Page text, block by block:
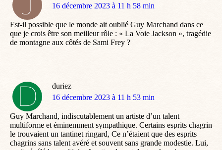
dit
16 décembre 2023 à 11 h 58 min
Est-il possible que le monde ait oublié Guy Marchand dans ce
que je crois être son meilleur rôle : « La Voie Jackson », tragédie
de montagne aux côtés de Sami Frey ?
duriez
dit
16 décembre 2023 à 11 h 53 min
Guy Marchand, indiscutablement un artiste d’un talent
multiforme et éminemment sympathique. Certains esprits chagrin
le trouvaient un tantinet ringard, Ce n’étaient que des esprits
chagrins sans talent avéré et souvent sans grande modestie. Lui,